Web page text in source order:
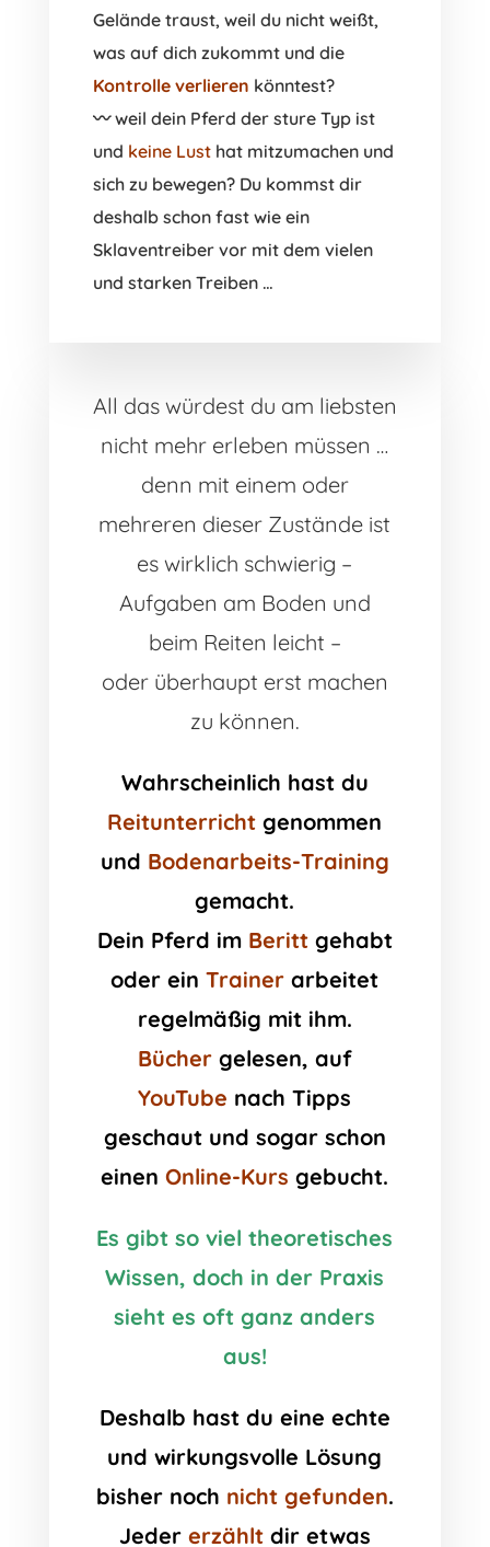
Gelände traust, weil du nicht weißt,
was auf dich zukommt und die
Kontrolle verlieren könntest?
〰️ weil dein Pferd der sture Typ ist
und keine Lust hat mitzumachen und
sich zu bewegen? Du kommst dir
deshalb schon fast wie ein
Sklaventreiber vor mit dem vielen
und starken Treiben …
All das würdest du am liebsten
nicht mehr erleben müssen …
denn mit einem oder
mehreren dieser Zustände ist
es wirklich schwierig –
Aufgaben am Boden und
beim Reiten leicht –
oder überhaupt erst machen
zu können.
Wahrscheinlich hast du
Reitunterricht genommen
und Bodenarbeits-Training
gemacht.
Dein Pferd im Berittgehabt
oder einTrainer arbeitet
regelmäßig mit ihm.
Büchergelesen, auf
YouTube nach Tipps
geschaut und sogar schon
einenOnline-Kurs gebucht.
Es gibt so viel theoretisches
Wissen, doch in der Praxis
sieht es oft ganz anders
aus!
Deshalb hast du eine echte
und wirkungsvolle Lösung
bisher noch nicht gefunden.
Jeder erzähltdir etwas